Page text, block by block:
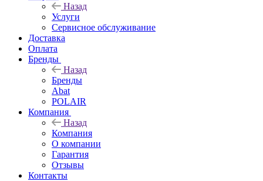
Назад
Услуги
Сервисное обслуживание
Доставка
Оплата
Бренды
Назад
Бренды
Abat
POLAIR
Компания
Назад
Компания
О компании
Гарантия
Отзывы
Контакты